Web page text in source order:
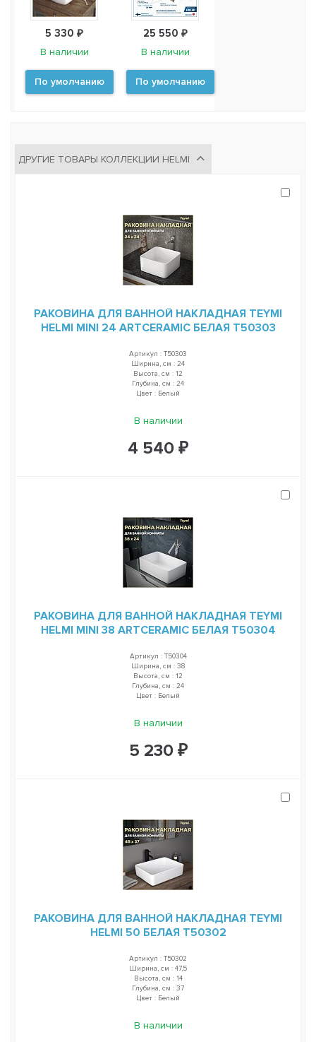
5 330 ₽
В наличии
По умолчанию
25 550 ₽
В наличии
По умолчанию
ДРУГИЕ ТОВАРЫ КОЛЛЕКЦИИ HELMI
РАКОВИНА ДЛЯ ВАННОЙ НАКЛАДНАЯ TEYMI
HELMI MINI 24 ARTCERAMIC БЕЛАЯ T50303
Артикул : T50303
Ширина, см : 24
Высота, см : 12
Глубина, см : 24
Цвет : Белый
В наличии
4 540 ₽
РАКОВИНА ДЛЯ ВАННОЙ НАКЛАДНАЯ TEYMI
HELMI MINI 38 ARTCERAMIC БЕЛАЯ T50304
Артикул : T50304
Ширина, см : 38
Высота, см : 12
Глубина, см : 24
Цвет : Белый
В наличии
5 230 ₽
РАКОВИНА ДЛЯ ВАННОЙ НАКЛАДНАЯ TEYMI
HELMI 50 БЕЛАЯ T50302
Артикул : T50302
Ширина, см : 47,5
Высота, см : 14
Глубина, см : 37
Цвет : Белый
В наличии